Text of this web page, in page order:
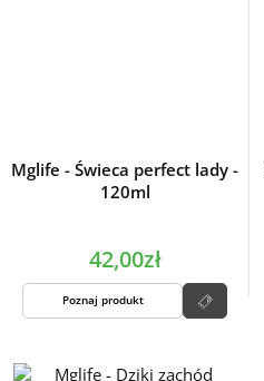
Mglife - Świeca perfect lady -
120ml
42,00zł
Poznaj produkt